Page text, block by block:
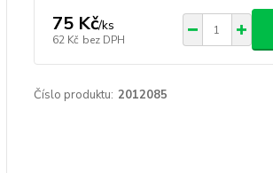
75 Kč/ks
62 Kč bez DPH
Číslo produktu: 2012085